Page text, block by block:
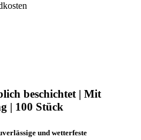
beschichtet | Mit
| 100 Stück
und wetterfeste